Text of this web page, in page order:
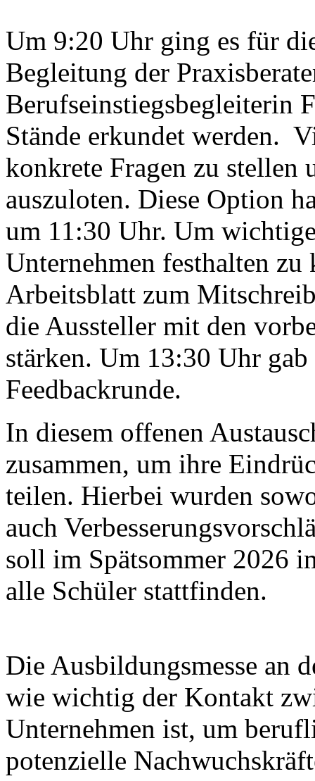
Um 9:20 Uhr ging es für
Begleitung der
Berufseinstiegsbegleiterin
Stände erkundet werden.
konkrete Fragen zu
auszuloten. Diese Option
um 11:30 Uhr. Um
Unternehmen festhalten
Arbeitsblatt zum
die Aussteller mit den
stärken. Um 13:30 Uhr
Feedbackrunde.
In diesem offenen
zusammen, um ihre
teilen. Hierbei wurden
auch
soll im Spätsommer 2026
alle Schüler stattfinden.
Die Ausbildungsmesse an
wie wichtig der Kontakt
Unternehmen ist, um
potenzielle